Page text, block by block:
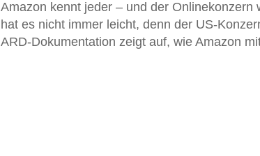
Amazon kennt jeder – und der Onlinekonzern
hat es nicht immer leicht, denn der US-
ARD-Dokumentation zeigt auf, wie Amazon